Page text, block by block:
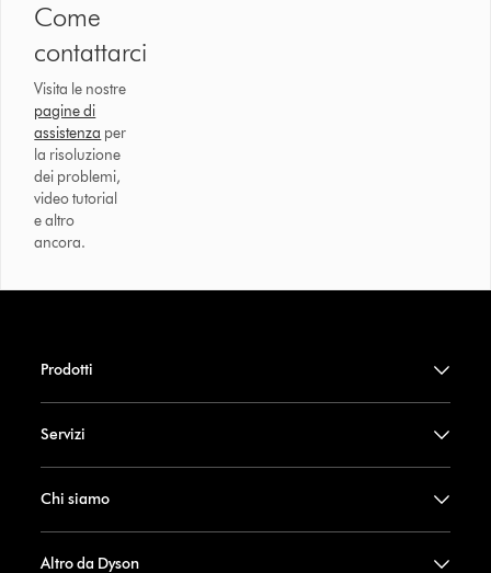
Come
contattarci
Visita le nostre
pagine di
assistenza per
la risoluzione
dei problemi,
video tutorial
e altro
ancora.
Prodotti
Servizi
Chi siamo
Altro da Dyson